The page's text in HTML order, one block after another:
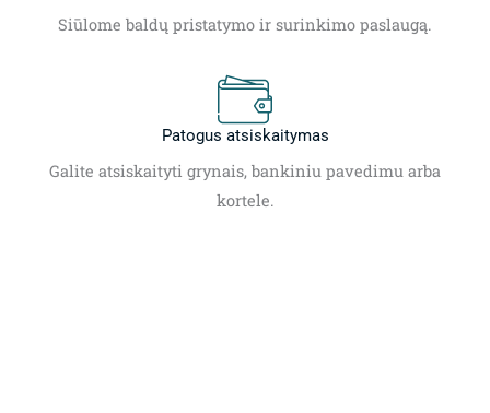
Siūlome baldų pristatymo ir surinkimo paslaugą.
Patogus atsiskaitymas
Galite atsiskaityti grynais, bankiniu pavedimu arba
kortele.